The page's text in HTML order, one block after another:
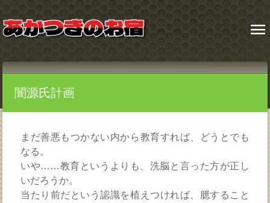
menu
闇源氏計画
まだ善悪もつかない内から教育すれば、どうとでも
なる。
いや……教育というよりも、洗脳と言った方が正し
いだろうか。
当たり前だという認識を植えつければ、臆すること